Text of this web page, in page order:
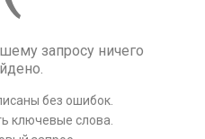
запросу ничего
без ошибок.
ключевые слова.